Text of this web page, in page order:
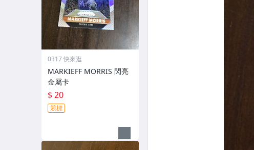
0317 快來逛
MARKIEFF MORRIS 閃亮
金屬卡
$ 20
競標